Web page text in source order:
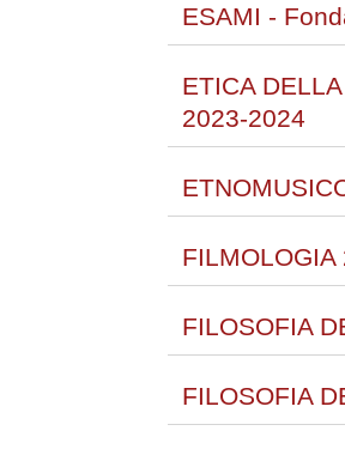
ESAMI -
ETICA
2023-2024
FILMOLOGIA
FILOSOFIA
FILOSOFIA